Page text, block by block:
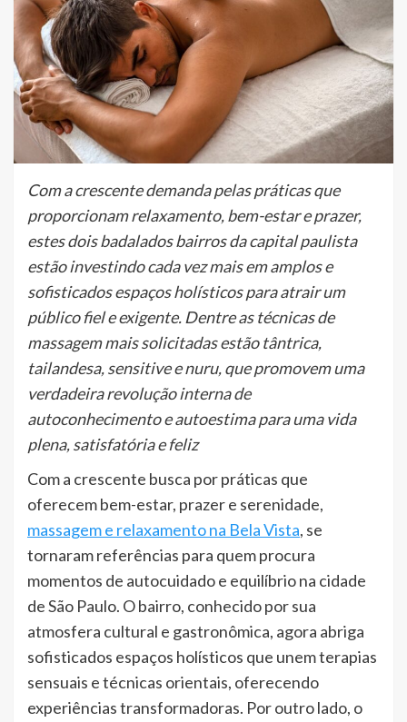
Com a crescente demanda pelas práticas que
proporcionam relaxamento, bem-estar e prazer,
estes dois badalados bairros da capital paulista
estão investindo cada vez mais em amplos e
sofisticados espaços holísticos para atrair um
público fiel e exigente. Dentre as técnicas de
massagem mais solicitadas estão tântrica,
tailandesa, sensitive e nuru, que promovem uma
verdadeira revolução interna de
autoconhecimento e autoestima para uma vida
plena, satisfatória e feliz
Com a crescente busca por práticas que
oferecem bem-estar, prazer e serenidade,
massagem e relaxamento na Bela Vista, se
tornaram referências para quem procura
momentos de autocuidado e equilíbrio na cidade
de São Paulo. O bairro, conhecido por sua
atmosfera cultural e gastronômica, agora abriga
sofisticados espaços holísticos que unem terapias
sensuais e técnicas orientais, oferecendo
experiências transformadoras. Por outro lado, o